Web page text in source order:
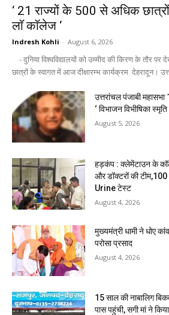
‘ 21 राज्यों के 500 से अधिक
लाॅ काॅलेज ‘
Indresh Kohli - August 6, 2026
- दुनिया विश्वविद्यालयों को उम्मीद की किरण के तौर
छात्रों के स्वागत में आज दीक्षारम्भ कार्यक्रम देहरादून।
उत्तरांचल पंजाबी महासभा
‘ विभाजन विभीषिका स्मृति
August 5, 2026
हड़कंप : क्लेमेंटाउन के
और डॉक्टरों की
Urine टेस्ट
August 4, 2026
मुख्यमंत्री धामी ने धोए
परोसा प्रसाद
August 4, 2026
15 साल की नाबालिग
पास पहुंची, सगी मां ने